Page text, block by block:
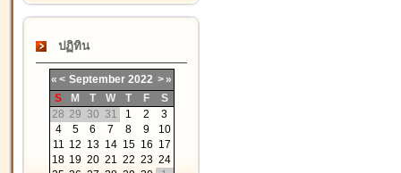
ปฏิทิน
« < September 2022 >»
S
M T W T F
S
28 29 30 31 1 2
3
4
5 6 7 8 9
10
11 12 13 14 15 16 17
18 19 20 21 22 23 24